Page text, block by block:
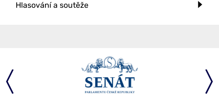
Hlasování a soutěže